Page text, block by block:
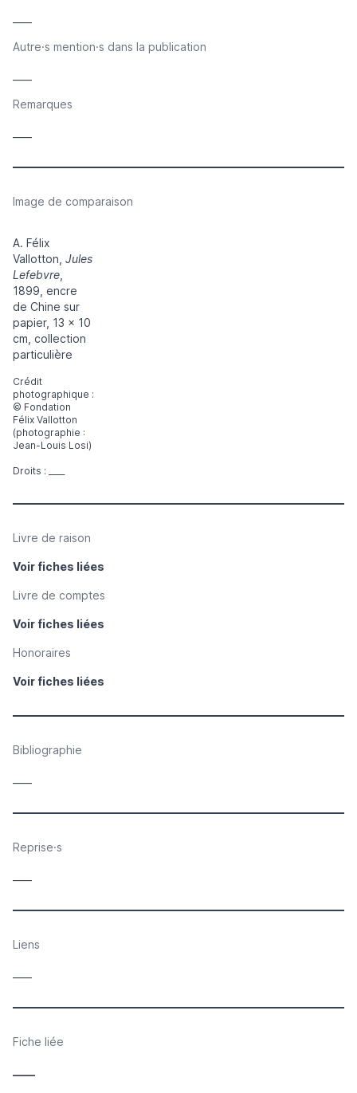
Autre·s mention·s dans la publication
Remarques
Image de comparaison
A. Félix
Vallotton, Jules
Lefebvre
1899, encre
de Chine sur
papier, 13 x 10
cm, collection
particulière
Crédit
photographique :
© Fondation
Félix Vallotton
(photographie :
Jean-Louis Losi)
Droits : ____
Livre de raison
Voir fiches liées
Livre de comptes
Voir fiches liées
Honoraires
Voir fiches liées
Bibliographie
Reprise·s
Liens
Fiche liée